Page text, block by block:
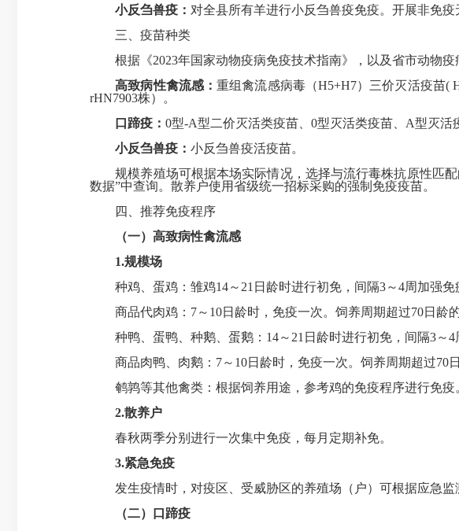
小反刍兽疫： 对全县所有羊进行小反刍兽疫免疫。开展非免
三、疫苗种类
根据《2023年国家动物疫病免疫技术指南》，以及省市动物疫
高致病性禽流感 ：重组禽流感病毒（H5+H7）三价灭活疫苗(
rHN7903株）。
口蹄疫 ： 0型-A型二价灭活类疫苗、0型灭活类疫苗、A型灭活
小反刍兽疫 ： 小反刍兽疫活疫苗。
规模养殖场可根据本场实际情况，选择与流行毒株抗原性匹配
数据”中查询。散养户使用省级统一招标采购的强制免疫疫苗。
四、推荐免疫程序
（一）高致病性禽流感
1.规模场
种鸡、蛋鸡：雏鸡14～21日龄时进行初免，间隔3～4周加强免
商品代肉鸡：7～10日龄时，免疫一次。饲养周期超过70日龄的
种鸭、蛋鸭、种鹅、蛋鹅：14～21日龄时进行初免，间隔3～4
商品肉鸭、肉鹅：7～10日龄时，免疫一次。饲养周期超过70日
鹌鹑等其他禽类：根据饲养用途，参考鸡的免疫程序进行免疫
2.散养户
春秋两季分别进行一次集中免疫，每月定期补免。
3.紧急免疫
发生疫情时，对疫区、受威胁区的养殖场（户）可根据应急监
（二）口蹄疫